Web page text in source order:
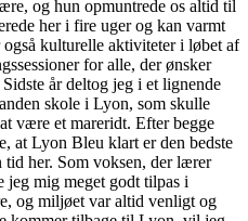
og hun opmuntrede os altid til
her i fire uger og kan varmt
kulturelle aktiviteter i løbet af
for alle, der ønsker
år deltog jeg i et lignende
skole i Lyon, som skulle
være et mareridt. Efter begge
at Lyon Bleu klart er den bedste
tid her. Som voksen, der lærer
mig meget godt tilpas i
og miljøet var altid venligt og